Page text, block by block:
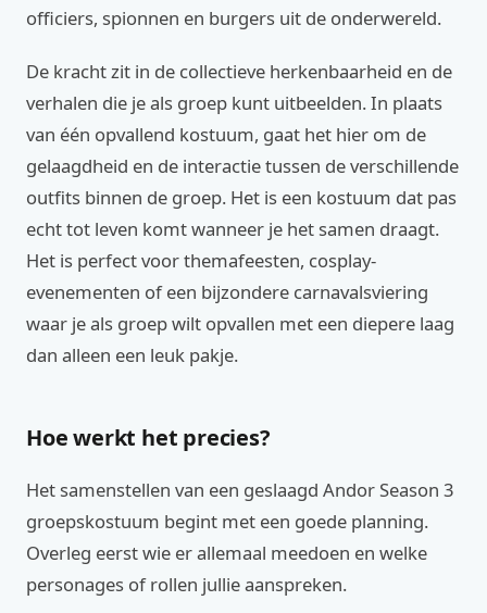
officiers, spionnen en burgers uit de onderwereld.
De kracht zit in de collectieve herkenbaarheid en de
verhalen die je als groep kunt uitbeelden. In plaats
van één opvallend kostuum, gaat het hier om de
gelaagdheid en de interactie tussen de verschillende
outfits binnen de groep. Het is een kostuum dat pas
echt tot leven komt wanneer je het samen draagt.
Het is perfect voor themafeesten, cosplay-
evenementen of een bijzondere carnavalsviering
waar je als groep wilt opvallen met een diepere laag
dan alleen een leuk pakje.
Hoe werkt het precies?
Het samenstellen van een geslaagd Andor Season 3
groepskostuum begint met een goede planning.
Overleg eerst wie er allemaal meedoen en welke
personages of rollen jullie aanspreken.